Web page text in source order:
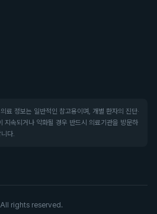
료 정보는 일반적인 참고용이며, 개별 환자의 진단·
지속되거나 악화될 경우 반드시 의료기관을 방문하
다.
All rights reserved.